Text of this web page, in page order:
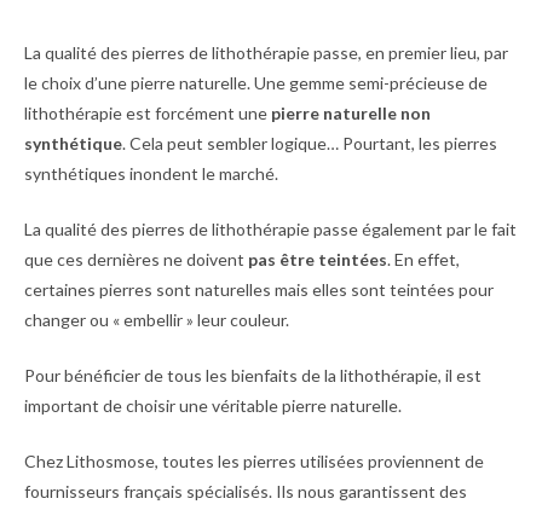
La qualité des pierres de lithothérapie passe, en premier lieu, par
le choix d’une pierre naturelle. Une gemme semi-précieuse de
lithothérapie est forcément une pierre naturelle non
synthétique. Cela peut sembler logique… Pourtant, les pierres
synthétiques inondent le marché.
La qualité des pierres de lithothérapie passe également par le fait
que ces dernières ne doivent pas être teintées. En effet,
certaines pierres sont naturelles mais elles sont teintées pour
changer ou « embellir » leur couleur.
Pour bénéficier de tous les bienfaits de la lithothérapie, il est
important de choisir une véritable pierre naturelle.
Chez Lithosmose, toutes les pierres utilisées proviennent de
fournisseurs français spécialisés. Ils nous garantissent des